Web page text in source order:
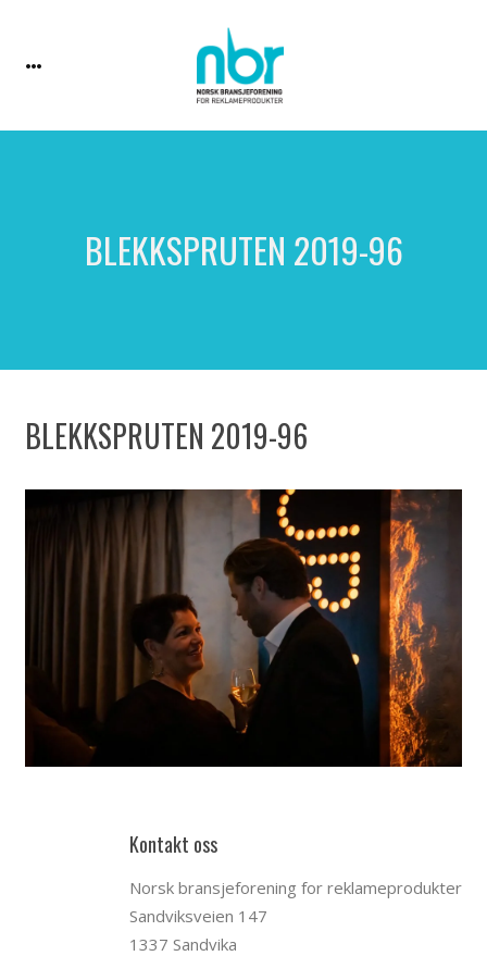
BLEKKSPRUTEN 2019-96
BLEKKSPRUTEN 2019-96
Kontakt oss
Norsk bransjeforening for reklameprodukter
Sandviksveien 147
1337 Sandvika